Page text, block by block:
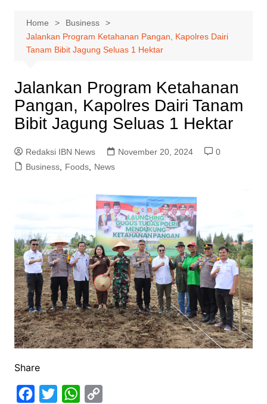
Home
Business
Jalankan Program Ketahanan Pangan, Kapolres Dairi
Tanam Bibit Jagung Seluas 1 Hektar
Jalankan Program Ketahanan
Pangan, Kapolres Dairi Tanam
Bibit Jagung Seluas 1 Hektar
Redaksi IBN News November 20, 2024
0
Business, Foods, News
Share
W